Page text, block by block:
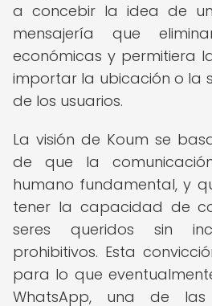
a concebir la idea de
mensajería que
económicas y permitiera
importar la ubicación o la
de los usuarios.
La visión de Koum se
de que la
humano fundamental, y
tener la capacidad de
seres queridos sin
prohibitivos. Esta
para lo que
WhatsApp, una de las